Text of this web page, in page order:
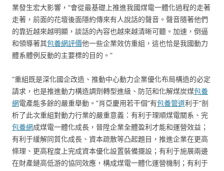
業發生宏大影響，“會從最基礎上推進我國煤電一體化過程的走著
走著，前面的花壇後面隱約傳來有人說話的聲音。聲音隨著他們
的靠近越來越明顯，談話的內容也越來越清晰可聽。加速，倒逼
和領導著其包養網評價他一些企業效仿重組，這也恰是我國動力
體系體例反動的主要標的目的。”
“重組既是深化國企改造、推動中心動力企業優化布局構造的必定
請求，也是推進動力構造調劑轉型進級、防范和化解煤炭煤包養
網電產能多餘的嚴重舉動。”肖亞慶用若干個“有包養管道利于”剖
析了此次重組對動力行業的嚴重意義：有利于理順煤電關系、完
包養網成煤電一體化成長，晉陞企業全體盈利才能和運營效益；
有利于緩解同質化成長、資本疏散等凸起題目，推進企業在更高
條理、更高程度上完成資本優化設置裝備擺設；有利于施展兩邊
在財產鏈高低游的協同效應，構成煤電一體化運營機制；有利于